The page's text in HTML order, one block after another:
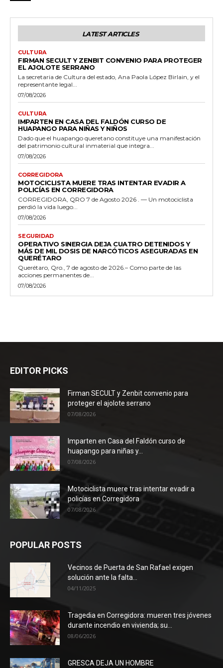
LATEST ARTICLES
CULTURA
FIRMAN SECULT Y ZENBIT CONVENIO PARA PROTEGER
EL AJOLOTE SERRANO
La secretaria de Cultura del estado, Ana Paola López Birlain, y el
representante legal...
07/08/2026
CULTURA
IMPARTEN EN CASA DEL FALDÓN CURSO DE
HUAPANGO PARA NIÑAS Y NIÑOS
Dado que el huapango queretano constituye una manifestación
del patrimonio cultural inmaterial que integra...
07/08/2026
CORREGIDORA
MOTOCICLISTA MUERE TRAS INTENTAR EVADIR A
POLICÍAS EN CORREGIDORA
CORREGIDORA, QRO 7 de Agosto 2026 . — Un motociclista
perdió la vida luego...
07/08/2026
SEGURIDAD
OPERATIVO SINERGIA DEJA CUATRO DETENIDOS Y
MÁS DE MIL DOSIS DE NARCÓTICOS ASEGURADAS EN
QUERÉTARO
Querétaro, Qro., 7 de agosto de 2026.– Como parte de las
acciones permanentes de...
07/08/2026
EDITOR PICKS
Firman SECULT y Zenbit convenio para
proteger el ajolote serrano
07/08/2026
Imparten en Casa del Faldón curso de
huapango para niñas y...
07/08/2026
Motociclista muere tras intentar evadir a
policías en Corregidora
07/08/2026
POPULAR POSTS
Vecinos de Puerta de San Rafael exigen
solución ante la falta...
04/11/2025
Tragedia en Corregidora: mueren tres jóvenes
durante incendio en vivienda; su...
08/06/2026
GRESCA DEJA UN HOMBRE